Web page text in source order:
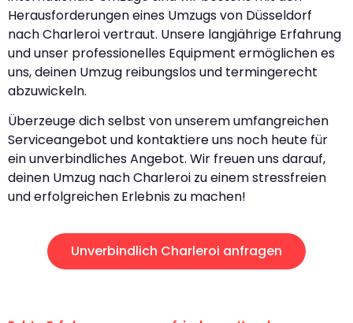
Herausforderungen eines Umzugs von Düsseldorf
nach Charleroi vertraut. Unsere langjährige Erfahrung
und unser professionelles Equipment ermöglichen es
uns, deinen Umzug reibungslos und termingerecht
abzuwickeln.
Überzeuge dich selbst von unserem umfangreichen
Serviceangebot und kontaktiere uns noch heute für
ein unverbindliches Angebot. Wir freuen uns darauf,
deinen Umzug nach Charleroi zu einem stressfreien
und erfolgreichen Erlebnis zu machen!
Unverbindlich Charleroi anfragen